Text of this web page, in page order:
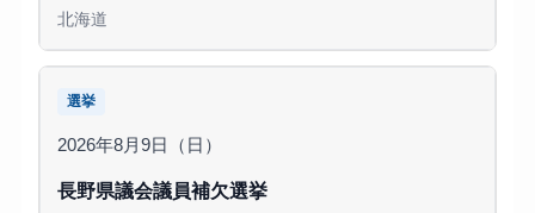
北海道
選挙
2026年8月9日（日）
長野県議会議員補欠選挙